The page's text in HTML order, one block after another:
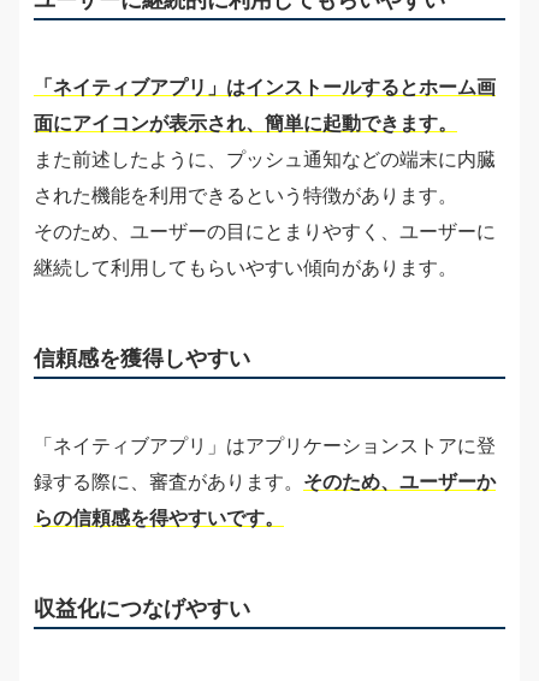
「ネイティブアプリ」はインストールするとホーム画
面にアイコンが表示され、簡単に起動できます。
また前述したように、プッシュ通知などの端末に内臓
された機能を利用できるという特徴があります。
そのため、ユーザーの目にとまりやすく、ユーザーに
継続して利用してもらいやすい傾向があります。
信頼感を獲得しやすい
「ネイティブアプリ」はアプリケーションストアに登
録する際に、審査があります。 そのため、ユーザーか
らの信頼感を得やすいです。
収益化につなげやすい